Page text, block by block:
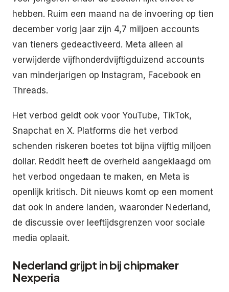
hebben. Ruim een maand na de invoering op tien
december vorig jaar zijn 4,7 miljoen accounts
van tieners gedeactiveerd. Meta alleen al
verwijderde vijfhonderdvijftigduizend accounts
van minderjarigen op Instagram, Facebook en
Threads.
Het verbod geldt ook voor YouTube, TikTok,
Snapchat en X. Platforms die het verbod
schenden riskeren boetes tot bijna vijftig miljoen
dollar. Reddit heeft de overheid aangeklaagd om
het verbod ongedaan te maken, en Meta is
openlijk kritisch. Dit nieuws komt op een moment
dat ook in andere landen, waaronder Nederland,
de discussie over leeftijdsgrenzen voor sociale
media oplaait.
Nederland grijpt in bij chipmaker
Nexperia